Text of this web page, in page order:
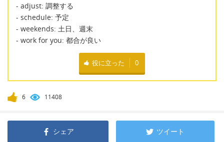
- adjust: 調整する
- schedule: 予定
- weekends: 土日、週末
- work for you: 都合が良い
役に立った 0
6 11408
シェア ツイート